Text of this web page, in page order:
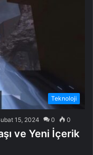
Teknoloji
15, 2024 0 0
ve Yeni İçerik